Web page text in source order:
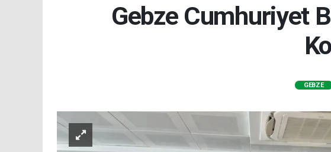
Gebze Cumhuriyet
GEBZE